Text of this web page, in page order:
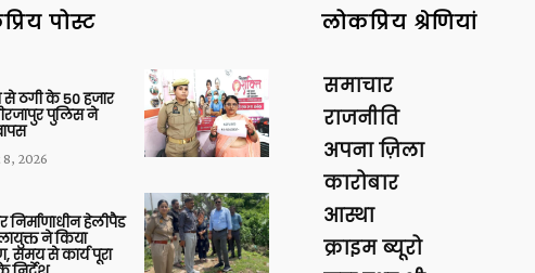
पोस्ट
ठगी के 50 हजार
पुलिस ने
2026
निर्माणाधीन हेलीपैड
ने किया
समय से कार्य पूरा
लोकप्रिय श्रेणियां
समाचार
राजनीति
अपना ज़िला
कारोबार
आस्था
क्राइम ब्यूरो